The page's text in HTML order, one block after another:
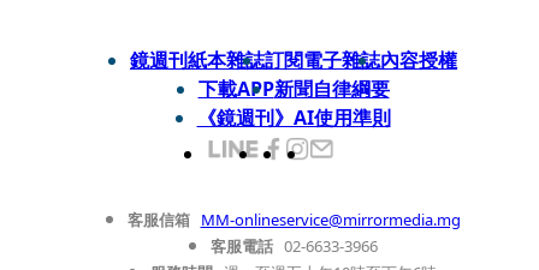
鏡週刊紙本雜誌訂閱電子雜誌內容授權
下載APP新聞自律綱要
《鏡週刊》AI使用準則
客服信箱 MM-onlineservice@mirrormedia.mg
客服電話 02-6633-3966